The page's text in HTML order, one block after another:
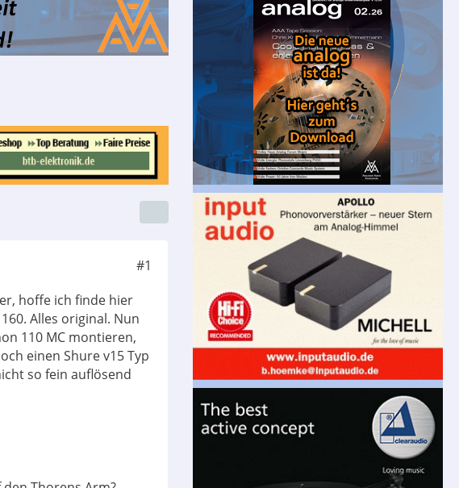
#1
hoffe ich finde hier
Alles original. Nun
110 MC montieren,
einen Shure v15 Typ
so fein auflösend